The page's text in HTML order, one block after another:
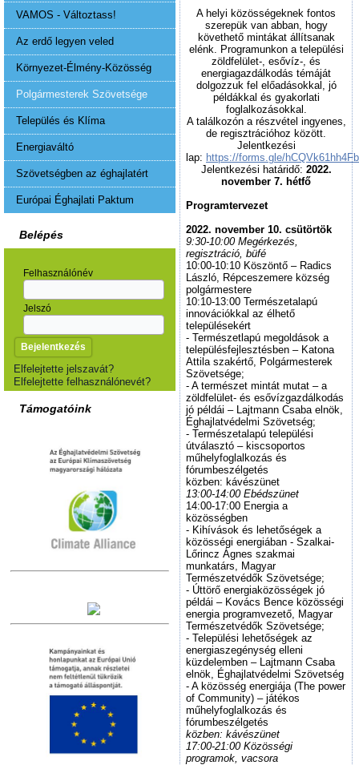
VAMOS - Változtass!
Az erdő legyen veled
Környezet-Élmény-Közösség
Polgármesterek Szövetsége
Település és Klíma
Energiaváltó
Szövetségben az éghajlatért
Európai Éghajlati Paktum
Belépés
Felhasználónév
Jelszó
Elfelejtette jelszavát?
Elfelejtette felhasználónevét?
Támogatóink
A helyi közösségeknek fontos
szerepük van abban, hogy
követhető mintákat állítsanak
elénk. Programunkon a települési
zöldfelület-, esővíz-, és
energiagazdálkodás témáját
dolgozzuk fel előadásokkal, jó
példákkal és gyakorlati
foglalkozásokkal.
A találkozón a részvétel ingyenes,
de regisztrációhoz között.
Jelentkezési
lap: https://forms.gle/
Jelentkezési határidő: 2022.
november 7. hétfő
Programtervezet
2022. november 10. csütörtök
9:30-10:00 Megérkezés,
regisztráció, büfé
10:00‐10:10 Köszöntő – Radics
László, Répceszemere község
polgármestere
10:10-13:00 Természetalapú
innovációkkal az élhető
településekért
- Természetlapú megoldások a
településfejlesztésben – Katona
Attila szakértő, Polgármesterek
Szövetsége;
- A természet mintát mutat – a
zöldfelület- és esővízgazdálkodás
jó példái – Lajtmann Csaba elnök,
Éghajlatvédelmi Szövetség;
- Természetalapú települési
útválasztó – kiscsoportos
műhelyfoglalkozás és
fórumbeszélgetés
közben: kávészünet
13:00-14:00 Ebédszünet
14:00-17:00 Energia a
közösségben
- Kihívások és lehetőségek a
közösségi energiában - Szalkai-
Lőrincz Ágnes szakmai
munkatárs, Magyar
Természetvédők Szövetsége;
- Úttörő energiaközösségek jó
példái – Kovács Bence közösségi
energia programvezető, Magyar
Természetvédők Szövetsége;
- Települési lehetőségek az
energiaszegénység elleni
küzdelemben – Lajtmann Csaba
elnök, Éghajlatvédelmi Szövetség
- A közösség energiája (The power
of Community) – játékos
műhelyfoglalkozás és
fórumbeszélgetés
közben: kávészünet
17:00-21:00 Közösségi
programok, vacsora